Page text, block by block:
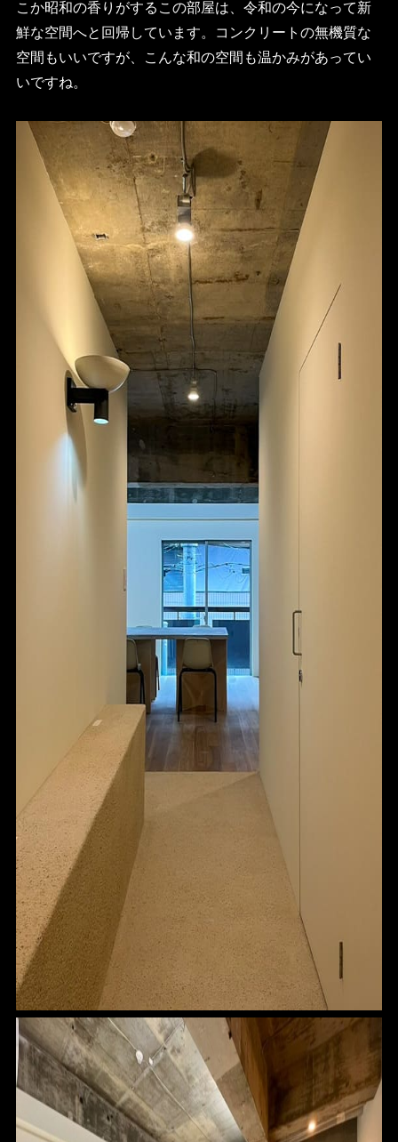
こか昭和の香りがするこの部屋は、令和の今になって新
鮮な空間へと回帰しています。コンクリートの無機質な
空間もいいですが、こんな和の空間も温かみがあってい
いですね。